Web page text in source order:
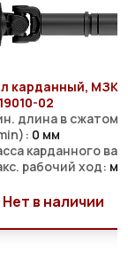
карданный,
02
длина в сжатом
0 мм
карданного
рабочий ход: мм
Нет в наличии